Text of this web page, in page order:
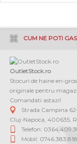
CUM NE POTI
OutletStock.ro
Stocuri de haine en-
originale pentru
Comandati astazi!
Strada Campina
Cluj-Napoca 400635
Telefon: 0364
Mobil: 0746.383.818